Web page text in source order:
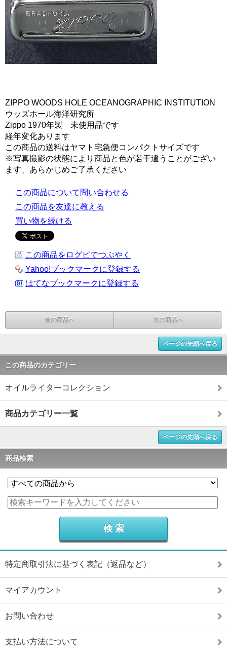
ZIPPO WOODS HOLE OCEANOGRAPHIC INSTITUTION
ウッズホール海洋研究所
Zippo 1970年製 未使用品です
経年変化あります
この商品の送料はヤマト宅急便コンパクトサイズです
※写真撮影の状態により商品と色が若干違うことがござい
ます、あらかじめご了承ください
この商品について問い合わせる
この商品を友達に教える
買い物を続ける
この商品をログピでつぶやく
Yahoo!ブックマークに登録する
はてなブックマークに登録する
前の商品へ 次の商品へ
ページの先頭へ戻る
この商品のカテゴリー
オイルライターコレクション
商品カテゴリー一覧
ページの先頭へ戻る
商品検索
特定商取引法に基づく表記（返品など）
マイアカウント
お問い合わせ
支払い方法について